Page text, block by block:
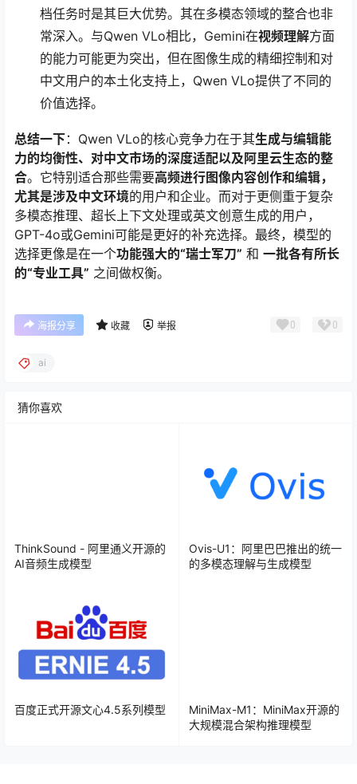
档任务时是其巨大优势。其在多模态领域的整合也非
常深入。与Qwen VLo相比，Gemini在视频理解方面
的能力可能更为突出，但在图像生成的精细控制和对
中文用户的本土化支持上，Qwen VLo提供了不同的
价值选择。
总结一下：Qwen VLo的核心竞争力在于其生成与编辑能
力的均衡性、对中文市场的深度适配以及阿里云生态的整
合。它特别适合那些需要高频进行图像内容创作和编辑，
尤其是涉及中文环境的用户和企业。而对于更侧重于复杂
多模态推理、超长上下文处理或英文创意生成的用户，
GPT-4o或Gemini可能是更好的补充选择。最终，模型的
选择更像是在一个功能强大的“瑞士军刀” 和 一批各有所长
的“专业工具” 之间做权衡。
海报分享 收藏 举报 0 0
ai
猜你喜欢
ThinkSound - 阿里通义开源的
AI音频生成模型
Ovis-U1：阿里巴巴推出的统一
的多模态理解与生成模型
百度正式开源文心4.5系列模型
MiniMax-M1：MiniMax开源的
大规模混合架构推理模型